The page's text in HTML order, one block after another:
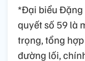
*Đại biểu Đặng
quyết số 59 là
trọng, tổng
đường lối,